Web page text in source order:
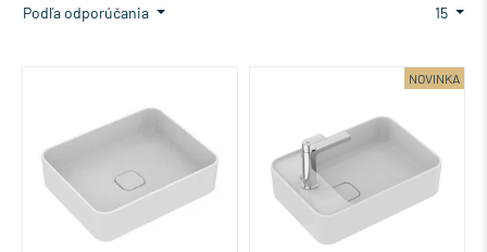
Podľa odporúčania 15
NOVINKA